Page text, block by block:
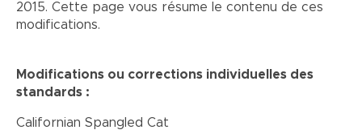
2015. Cette page vous résume le contenu de ces
modifications.
Modifications ou corrections individuelles des
standards :
Californian Spangled Cat